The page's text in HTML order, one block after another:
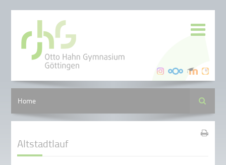
Home Suche
Altstadtlauf